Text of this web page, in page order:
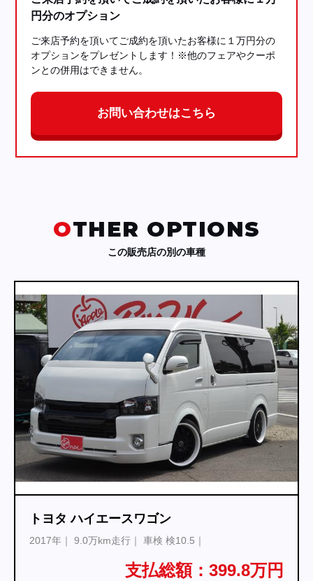
円分のオプション
ご来店予約を頂いてご成約を頂いたお客様に１万円分の
オプションをプレゼントします！※他のフェアやクーポ
ンとの併用はできません。
お問い合わせはこちら
OTHER OPTIONS
この販売店の別の車種
トヨタ ハイエースワゴン
2017年 9.0万km走行 車検 検10.5
支払総額：399.8万円